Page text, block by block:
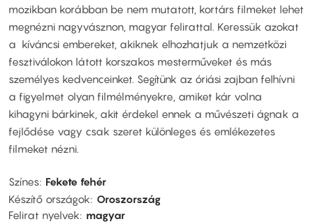
mozikban korábban be nem mutatott, kortárs filmeket lehet
megnézni nagyvásznon, magyar felirattal. Keressük azokat
a kíváncsi embereket, akiknek elhozhatjuk a nemzetközi
fesztiválokon látott korszakos mesterműveket és más
személyes kedvenceinket. Segítünk az óriási zajban felhívni
a figyelmet olyan filmélményekre, amiket kár volna
kihagyni bárkinek, akit érdekel ennek a művészeti ágnak a
fejlődése vagy csak szeret különleges és emlékezetes
filmeket nézni.
Színes Fekete fehér
Készítő országok
Oroszország
Felirat nyelvek
magyar